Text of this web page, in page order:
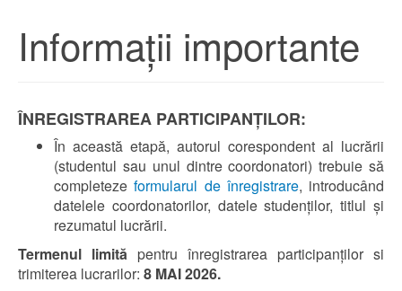
Informații importante
ÎNREGISTRAREA PARTICIPANȚILOR:
În această etapă, autorul corespondent al lucrării
(studentul sau unul dintre coordonatori) trebuie să
completezeformularul de înregistrare, introducând
datelele coordonatorilor, datele studenţilor, titlul şi
rezumatul lucrării.
Termenul limită pentru înregistrarea participanţilor si
trimiterea lucrarilor: 8 MAI 2026.